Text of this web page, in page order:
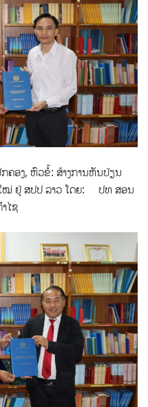
ຄອງ, ຫົວຂໍ້: ສ້າງການຫັນປ່ຽນ
ໃໝ່ ຢູ່ ສປປ ລາວ ໂດຍ: ປທ ສອນ
ໄຊ